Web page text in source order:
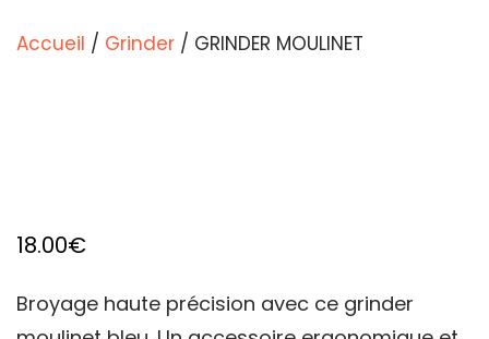
Accueil / Grinder / GRINDER MOULINET
18.00€
Broyage haute précision avec ce grinder